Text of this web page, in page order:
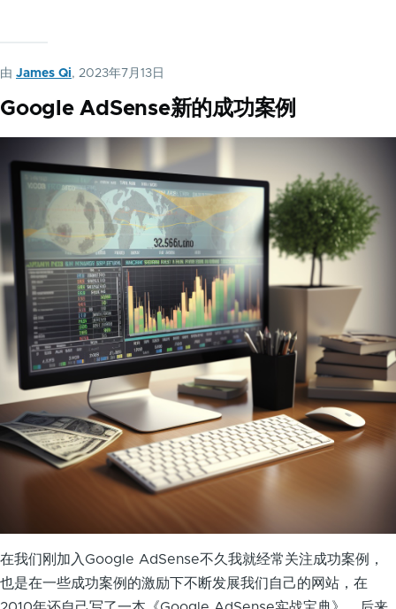
由 James Qi, 2023年7月13日
Google AdSense新的成功案例
在我们刚加入Google AdSense不久我就经常关注成功案例，
也是在一些成功案例的激励下不断发展我们自己的网站，在